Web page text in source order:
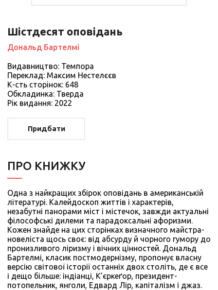
Шістдесят оповідань
Дональд Бартелмі
Видавництво: Темпора
Переклад: Максим Нестелєєв
К-сть сторiнок: 648
Обкладинка: Тверда
Рiк видання: 2022
Придбати
ПРО КНИЖКУ
Одна з найкращих збірок оповідань в американській
літературі. Калейдоскоп життів і характерів,
незабутні панорами міст і містечок, завжди актуальні
філософські дилеми та парадоксальні афоризми.
Кожен знайде на цих сторінках визначного майстра-
новеліста щось своє: від абсурду й чорного гумору до
пронизливого ліризму і вічних цінностей. Дональд
Бартелмі, класик постмодернізму, пропонує власну
версію світової історії останніх двох століть, де є все
і дещо більше: індіанці, К’єркеґор, президент-
потопельник, янголи, Едвард Лір, капіталізм і джаз.